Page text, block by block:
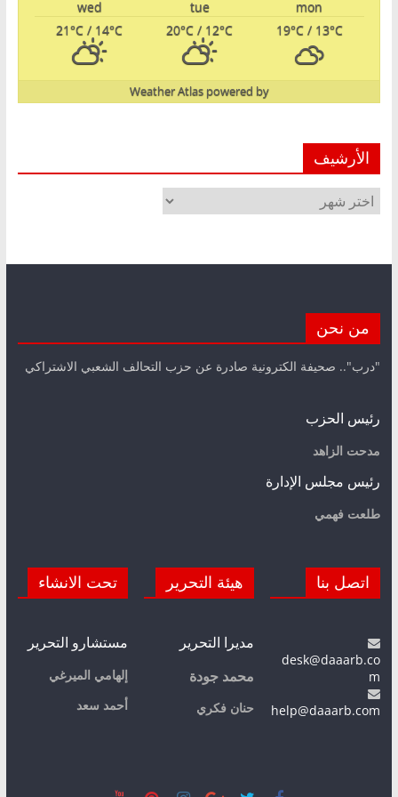
mon
tue
wed
19°C/ 13°C
20°C / 12°C
21°C / 14°C
powered by
Weather Atlas
الأرشيف
الأرشيف
من نحن
"درب".. صحيفة الكترونية صادرة عن حزب التحالف الشعبي الاشتراكي
رئيس الحزب
مدحت الزاهد
رئيس مجلس الإدارة
طلعت فهمي
اتصل بنا
desk@daaarb.co
m
help@daaarb.com
هيئة التحرير
مديرا التحرير
محمد جودة
حنان فكري
تحت الانشاء
مستشارو التحرير
إلهامي الميرغي
أحمد سعد